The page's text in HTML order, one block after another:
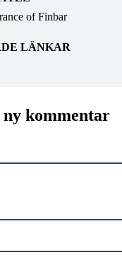
of Finbar
LÄNKAR
kommentar